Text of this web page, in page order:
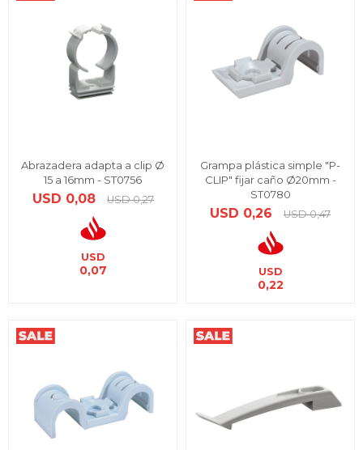
Abrazadera adapta a clip Ø
15 a 16mm - ST0756
USD 0,08 USD 0,27
USD
0,07
Grampa plástica simple "P-
CLIP" fijar caño Ø20mm -
ST0780
USD 0,26 USD 0,47
USD
0,22